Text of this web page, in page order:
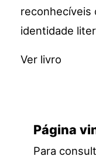
reconhecíveis
identidade
Ver livro
Página
Para